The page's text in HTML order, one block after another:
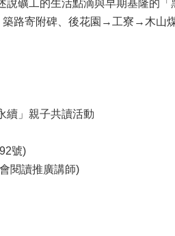
礦工的生活點滴與早期基隆的「
築路寄附碑、後花園→工寮→木
續」親子共讀活動
號)
閱讀推廣講師)